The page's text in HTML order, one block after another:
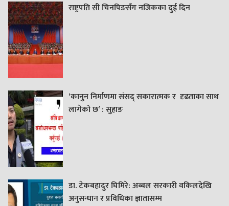
राष्ट्रपति सी चिनपिङसँग नजिकका दुई दिन
‘कानुन निर्माणमा संसद् सकारात्मक र दृढताका साथ
लागेको छ’ : सुहाङ
डा. टेकबहादुर घिमिरे: अब्बल सरकारी वकिलदेखि
अनुसन्धान र प्रविधिका ज्ञातासम्म